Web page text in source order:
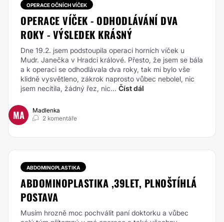
OPERACE OČNÍCH VÍČEK
OPERACE VÍČEK - ODHODLÁVÁNÍ DVA
ROKY - VÝSLEDEK KRÁSNÝ
Dne 19.2. jsem podstoupila operaci horních víček u
Mudr. Janečka v Hradci králové. Přesto, že jsem se bála
a k operaci se odhodlávala dva roky, tak mi bylo vše
klidně vysvětleno, zákrok naprosto vůbec nebolel, nic
jsem necítila, žádný řez, nic... Číst dál
MA
Madlenka
2 komentáře
ABDOMINOPLASTIKA
ABDOMINOPLASTIKA ,39LET, PLNOŠTÍHLÁ
POSTAVA
Musím hrozně moc pochválit paní doktorku a vůbec